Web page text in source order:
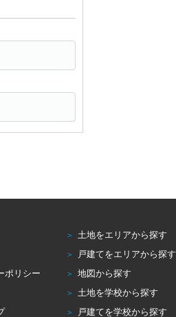
土地をエリアから探す
戸建てをエリアから探す
ポリシー
地図から探す
土地を学校から探す
戸建てを学校から探す